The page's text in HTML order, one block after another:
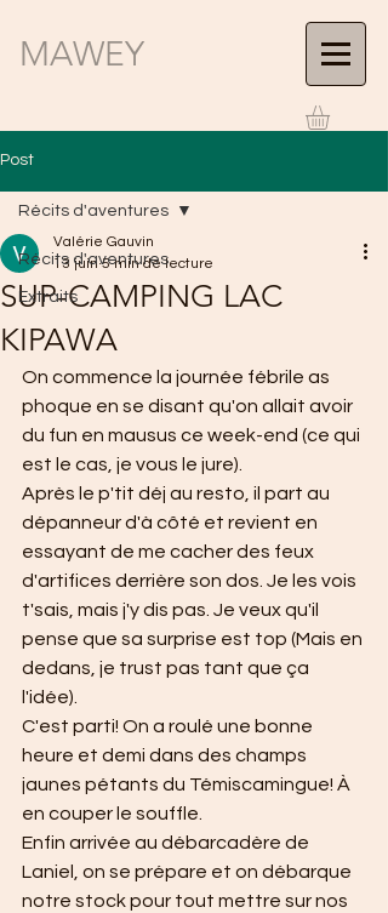
MAWEY
Post
Récits d'aventures
Extraits
Récits d'aventures
SUP-CAMPING LAC
KIPAWA
Valérie Gauvin
13 juin 5 min de lecture
On commence la journée fébrile as
phoque en se disant qu'on allait avoir
du fun en mausus ce week-end (ce qui
est le cas, je vous le jure).
Après le p'tit déj au resto, il part au
dépanneur d'à côté et revient en
essayant de me cacher des feux
d'artifices derrière son dos. Je les vois
t'sais, mais j'y dis pas. Je veux qu'il
pense que sa surprise est top (Mais en
dedans, je trust pas tant que ça
l'idée).
C'est parti! On a roulé une bonne
heure et demi dans des champs
jaunes pétants du Témiscamingue! À
en couper le souffle.
Enfin arrivée au débarcadère de
Laniel, on se prépare et on débarque
notre stock pour tout mettre sur nos